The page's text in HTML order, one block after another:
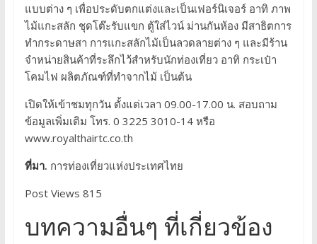
แบบต่าง ๆ เพื่อประดับตกแต่งและเป็นเฟอร์นิเจอร์ อาทิ ภาพ
ไม้แกะสลัก ชุดโต๊ะรับแขก ตู้ใส่ไวน์ ม่านกันห้อง มีสาธิตการ
ทำกระดาษสา การแกะสลักไม้เป็นลวดลายต่าง ๆ และมีร้าน
จำหน่ายสินค้าที่ระลึกไว้สำหรับนักท่องเที่ยว อาทิ กระเป๋า
โคมไฟ ผลิตภัณฑ์ที่ทำจากไม้ เป็นต้น
เปิดให้เข้าชมทุกวัน ตั้งแต่เวลา 09.00-17.00 น. สอบถาม
ข้อมูลเพิ่มเติม โทร. 0 3225 3010-14 หรือ
www.royalthairtc.co.th
ที่มา. การท่องเที่ยวแห่งประเทศไทย
Post Views 815
บทความอื่นๆ ที่เกี่ยวข้อง